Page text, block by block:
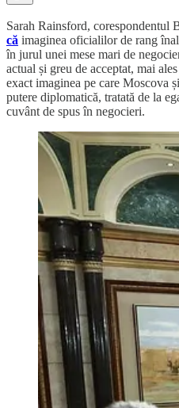
Sarah Rainsford, corespondentul
că imaginea oficialilor de rang
în jurul unei mese mari de
actual și greu de acceptat, mai
exact imaginea pe care Moscova
putere diplomatică, tratată de la
cuvânt de spus în negocieri.